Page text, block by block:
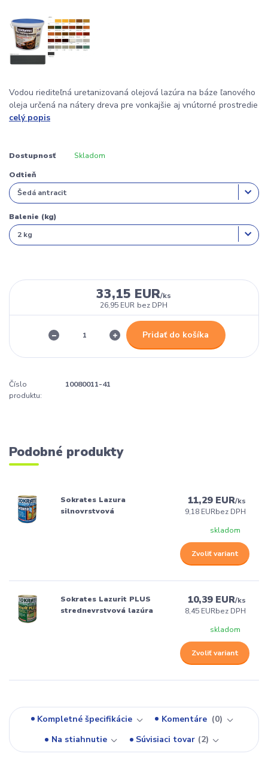
Vodou riediteľná uretanizovaná olejová lazúra na báze ľanového
oleja určená na nátery dreva pre vonkajšie aj vnútorné prostredie
celý popis
Dostupnosť Skladom
Odtieň
Balenie (kg)
33,15 EUR/ks
26,95 EUR bez DPH
Pridať do košíka
Číslo
produktu:
10080011-41
Podobné produkty
Sokrates Lazura
silnovrstvová
11,29 EUR/ks
9,18 EURbez DPH
skladom
Zvoliť variant
Sokrates Lazurit PLUS
strednevrstvová lazúra
10,39 EUR/ks
8,45 EURbez DPH
skladom
Zvoliť variant
Kompletné špecifikácie Komentáre
0
Na stiahnutie
Súvisiaci tovar 2